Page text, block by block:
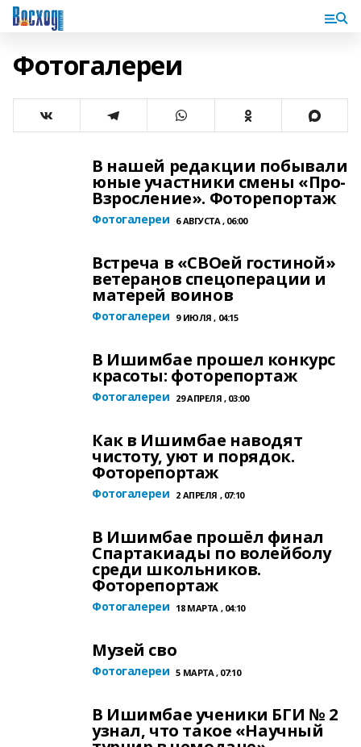
Фотогалереи
В нашей редакции побывали
юные участники смены «Про-
Взросление». Фоторепортаж
Фотогалереи 6 АВГУСТА , 06:00
Встреча в «СВОей гостиной»
ветеранов спецоперации и
матерей воинов
Фотогалереи 9 ИЮЛЯ , 04:15
В Ишимбае прошел конкурс
красоты: фоторепортаж
Фотогалереи 29 АПРЕЛЯ , 03:00
Как в Ишимбае наводят
чистоту, уют и порядок.
Фоторепортаж
Фотогалереи 2 АПРЕЛЯ , 07:10
В Ишимбае прошёл финал
Спартакиады по волейболу
среди школьников.
Фоторепортаж
Фотогалереи 18 МАРТА , 04:10
Музей сво
Фотогалереи 5 МАРТА , 07:10
В Ишимбае ученики БГИ № 2
узнал, что такое «Научный